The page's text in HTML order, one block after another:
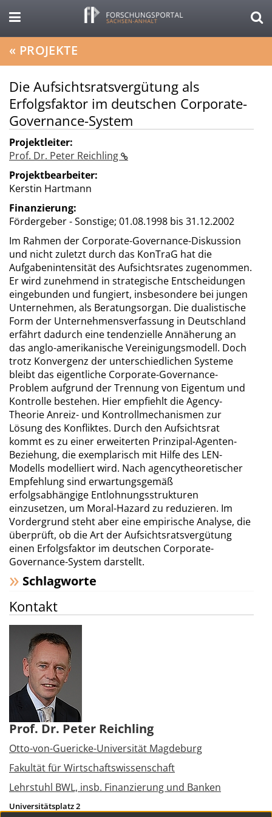
« PROJEKTE
Die Aufsichtsratsvergütung als
Erfolgsfaktor im deutschen Corporate-
Governance-System
Projektleiter:
Prof. Dr. Peter Reichling
Projektbearbeiter:
Kerstin Hartmann
Finanzierung:
Fördergeber - Sonstige; 01.08.1998 bis 31.12.2002
Im Rahmen der Corporate-Governance-Diskussion
und nicht zuletzt durch das KonTraG hat die
Aufgabenintensität des Aufsichtsrates zugenommen.
Er wird zunehmend in strategische Entscheidungen
eingebunden und fungiert, insbesondere bei jungen
Unternehmen, als Beratungsorgan. Die dualistische
Form der Unternehmensverfassung in Deutschland
erfährt dadurch eine tendenzielle Annäherung an
das anglo-amerikanische Vereinigungsmodell. Doch
trotz Konvergenz der unterschiedlichen Systeme
bleibt das eigentliche Corporate-Governance-
Problem aufgrund der Trennung von Eigentum und
Kontrolle bestehen. Hier empfiehlt die Agency-
Theorie Anreiz- und Kontrollmechanismen zur
Lösung des Konfliktes. Durch den Aufsichtsrat
kommt es zu einer erweiterten Prinzipal-Agenten-
Beziehung, die exemplarisch mit Hilfe des LEN-
Modells modelliert wird. Nach agencytheoretischer
Empfehlung sind erwartungsgemäß
erfolgsabhängige Entlohnungsstrukturen
einzusetzen, um Moral-Hazard zu reduzieren. Im
Vordergrund steht aber eine empirische Analyse, die
überprüft, ob die Art der Aufsichtsratsvergütung
einen Erfolgsfaktor im deutschen Corporate-
Governance-System darstellt.
Schlagworte
Kontakt
Prof. Dr. Peter Reichling
Otto-von-Guericke-Universität Magdeburg
Fakultät für Wirtschaftswissenschaft
Lehrstuhl BWL, insb. Finanzierung und Banken
Universitätsplatz 2